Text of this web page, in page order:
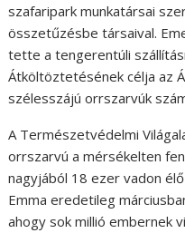
szafaripark munkatársai
összetűzésbe társaival.
tette a tengerentúli
Átköltöztetésének célja az
szélesszájú orrszarvúk
A Természetvédelmi
orrszarvú a mérsékelten
nagyjából 18 ezer vadon
Emma eredetileg
ahogy sok millió embernek